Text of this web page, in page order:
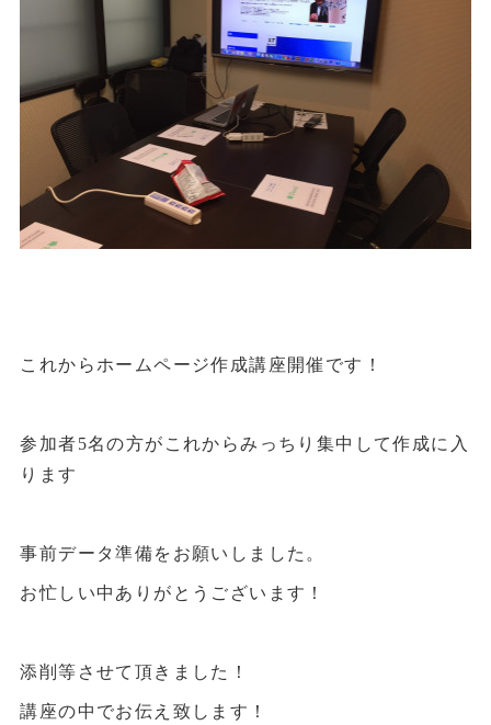
これからホームページ作成講座開催です！
参加者5名の方がこれからみっちり集中して作成に入
ります
事前データ準備をお願いしました。
お忙しい中ありがとうございます！
添削等させて頂きました！
講座の中でお伝え致します！